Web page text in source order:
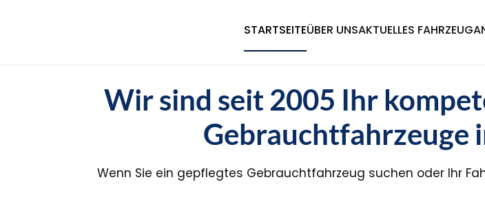
STARTSEITEÜBER UNSAKTUELLES
Wir sind seit 2005 Ihr
Gebrauchtfahrzeuge
Wenn Sie ein gepflegtes Gebrauchtfahrzeug suchen oder Ihr